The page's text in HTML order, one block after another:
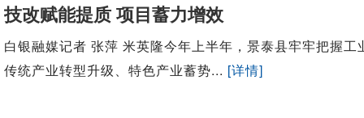
技改赋能提质 项目蓄力增效
白银融媒记者 张萍 米英隆今年上半年，景泰县牢牢把握
传统产业转型升级、特色产业蓄势... [详情]